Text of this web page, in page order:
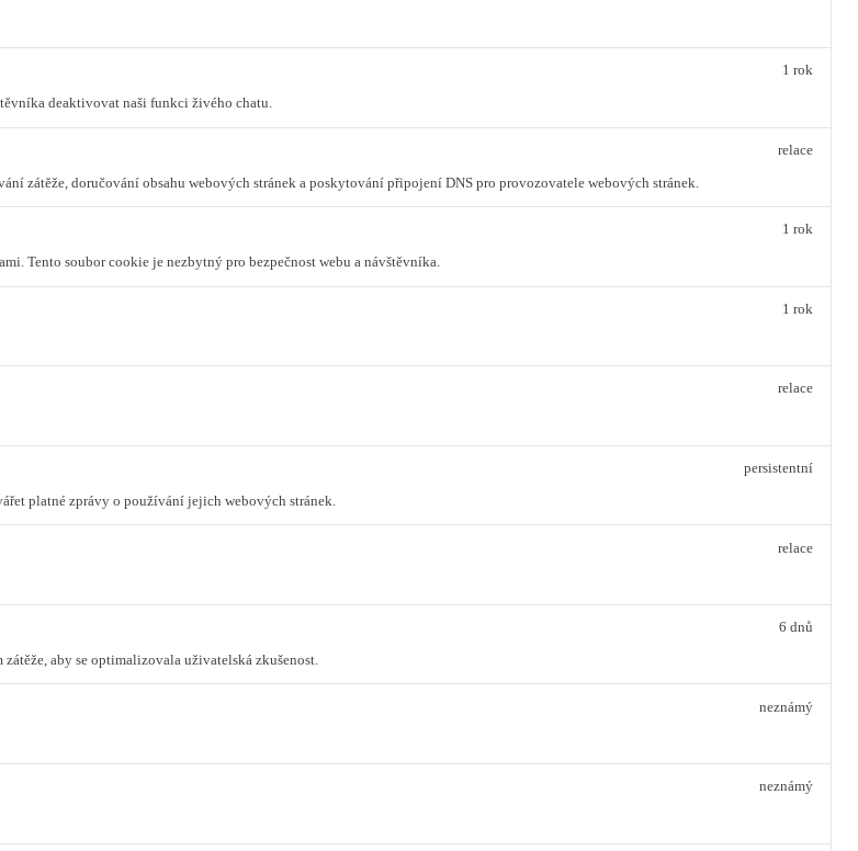
deaktivovat naši funkci živého chatu.
1 rok
zátěže, doručování obsahu webových stránek a poskytování připojení DNS pro provozovatele webových stránek.
relace
Tento soubor cookie je nezbytný pro bezpečnost webu a návštěvníka.
1 rok
1 rok
relace
platné zprávy o používání jejich webových stránek.
persistentní
relace
aby se optimalizovala uživatelská zkušenost.
6 dnů
neznámý
neznámý